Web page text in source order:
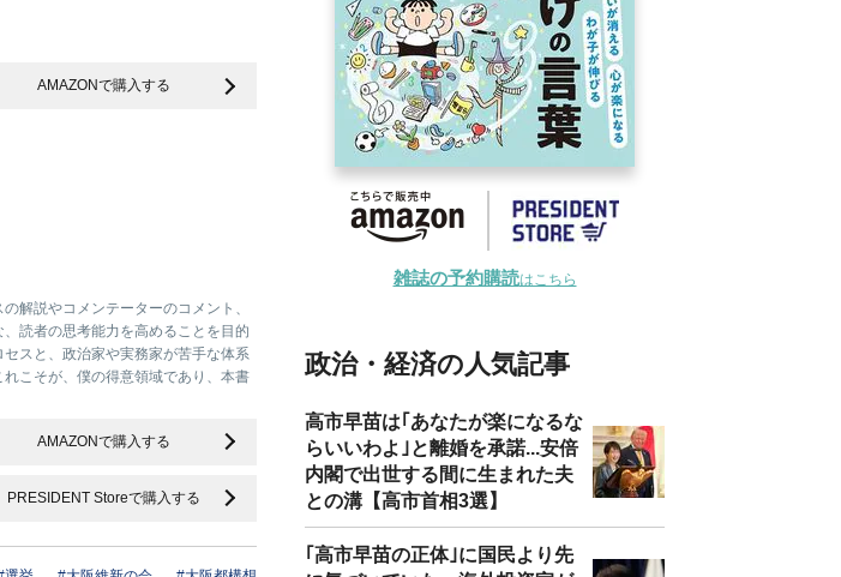
AMAZONで購入する
解説やコメンテーターのコメント、
読者の思考能力を高めることを目的
スと、政治家や実務家が苦手な体系
こそが、僕の得意領域であり、本書
AMAZONで購入する
PRESIDENT Storeで購入する
雑誌の予約購読はこちら
政治・経済の人気記事
高市早苗は｢あなたが楽になるな
らいいわよ｣と離婚を承諾...安倍
内閣で出世する間に生まれた夫
との溝【高市首相3選】
｢高市早苗の正体｣に国民より先